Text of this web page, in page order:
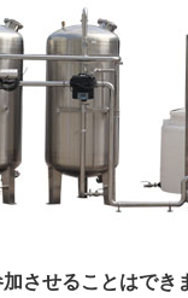
させることはでき